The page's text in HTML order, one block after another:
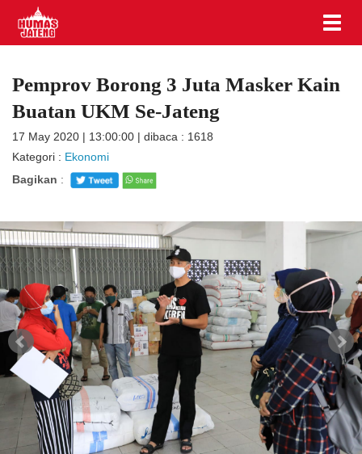
Pemprov Borong 3 Juta Masker Kain
Buatan UKM Se-Jateng
17 May 2020 | 13:00:00 | dibaca : 1618
Kategori : Ekonomi
Bagikan :